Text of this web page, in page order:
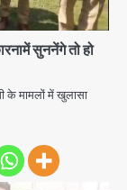
सुननेंगे तो हो
मामलों में खुलासा